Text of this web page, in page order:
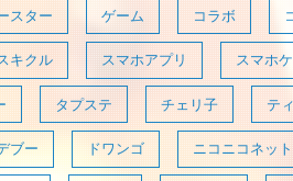
スター ゲーム コラボ
キクル スマホアプリ スマホ
タプステ チェリ子 テ
ブー ドワンゴ ニコニコネッ